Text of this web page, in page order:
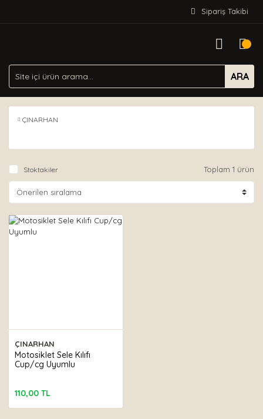
Sipariş Takibi
ARA
ÇINARHAN
Stoktakiler Toplam 1 ürün
ÇINARHAN
Motosiklet Sele Kılıfı
Cup/cg Uyumlu
110,00 TL